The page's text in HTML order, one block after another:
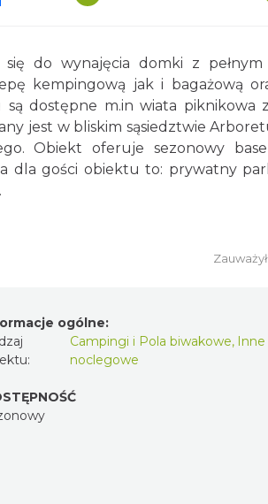
do wynajęcia domki z pełnym
kempingową jak i bagażową
dostępne m.in wiata piknikowa
jest w bliskim sąsiedztwie
Obiekt oferuje sezonowy
dla gości obiektu to: prywatny
ogólne:
Campingi i Pola biwakowe,
noclegowe